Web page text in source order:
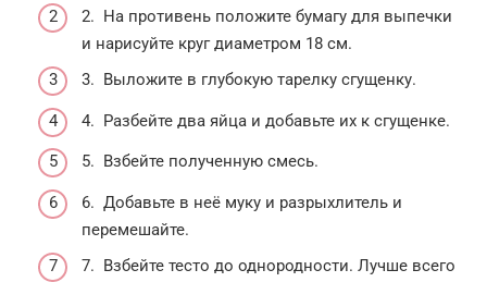
2. На противень положите бумагу для выпечки
и нарисуйте круг диаметром 18 см.
3. Выложите в глубокую тарелку сгущенку.
4. Разбейте два яйца и добавьте их к сгущенке.
5. Взбейте полученную смесь.
6. Добавьте в неё муку и разрыхлитель и
перемешайте.
7. Взбейте тесто до однородности. Лучше всего